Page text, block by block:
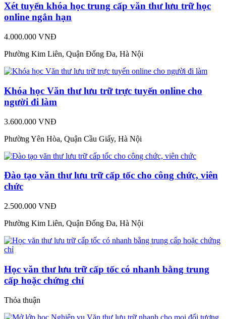
Xét tuyển khóa học trung cấp văn thư lưu trữ học
online ngắn hạn
4.000.000 VNĐ
Phường Kim Liên, Quận Đống Đa, Hà Nội
Khóa học Văn thư lưu trữ trực tuyến online cho
người đi làm
3.600.000 VNĐ
Phường Yên Hòa, Quận Cầu Giấy, Hà Nội
Đào tạo văn thư lưu trữ cấp tốc cho công chức, viên
chức
2.500.000 VNĐ
Phường Kim Liên, Quận Đống Đa, Hà Nội
Học văn thư lưu trữ cấp tốc có nhanh bằng trung
cấp hoặc chứng chỉ
Thỏa thuận